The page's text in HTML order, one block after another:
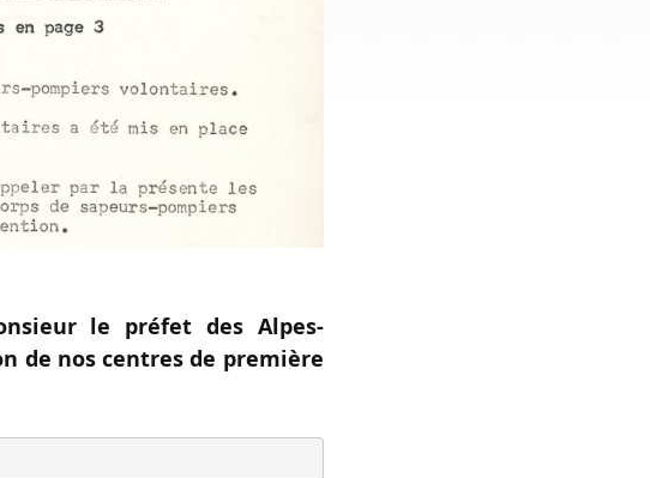
le préfet des Alpes-
de nos centres de première